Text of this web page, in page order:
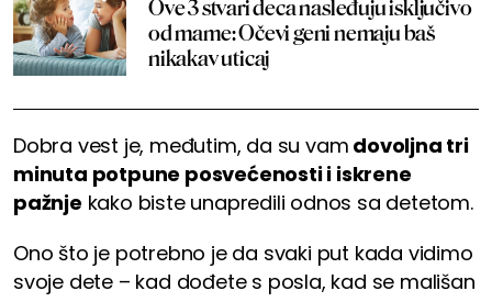
Ove 3 stvari deca nasleđuju isključivo
od mame: Očevi geni nemaju baš
nikakav uticaj
Dobra vest je, međutim, da su vam dovoljna tri
minuta potpune posvećenosti i iskrene
pažnje kako biste unapredili odnos sa detetom.
Ono što je potrebno je da svaki put kada vidimo
svoje dete – kad dođete s posla, kad se mališan